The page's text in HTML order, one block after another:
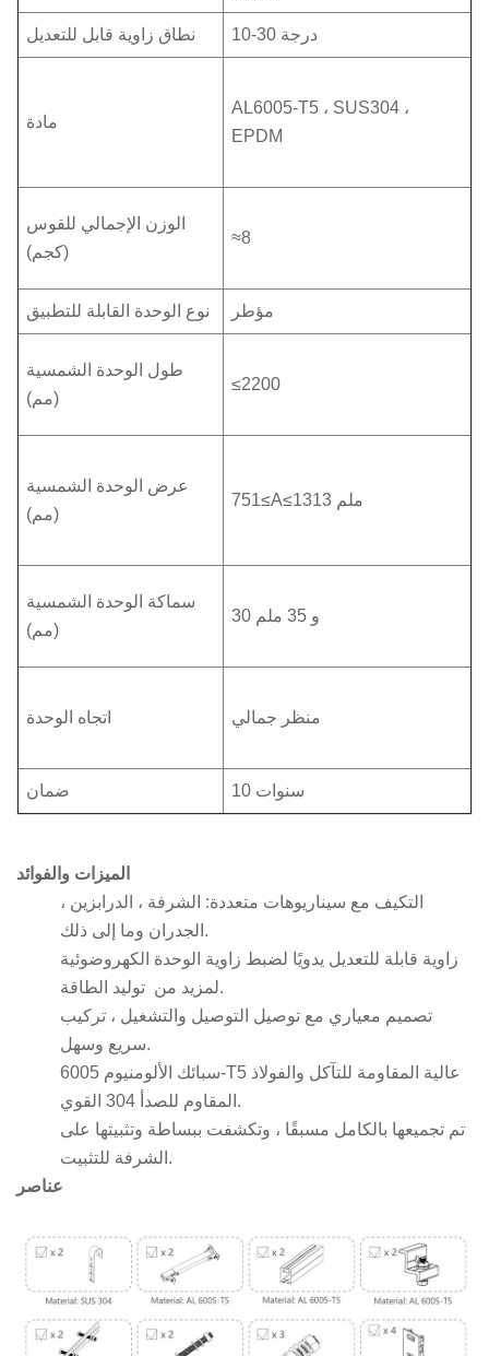
نطاق زاوية قابل للتعديل 10-30 درجة
مادة
AL6005-T5 ، SUS304 ،
EPDM
الوزن الإجمالي للقوس
(كجم)
≈8
نوع الوحدة القابلة للتطبيق مؤطر
طول الوحدة الشمسية
(مم)
≤2200
عرض الوحدة الشمسية
(مم)
751≤A≤1313 ملم
سماكة الوحدة الشمسية
(مم)
30 و 35 ملم
اتجاه الوحدة منظر جمالي
ضمان 10 سنوات
الميزات والفوائد
التكيف مع سيناريوهات متعددة: الشرفة ، الدرابزين ،
الجدران وما إلى ذلك.
زاوية قابلة للتعديل يدويًا لضبط زاوية الوحدة الكهروضوئية
لمزيد منتوليد الطاقة.
تصميم معياري مع توصيل التوصيل والتشغيل ، تركيب
سريع وسهل.
سبائك الألومنيوم 6005-T5 عالية المقاومة للتآكل والفولاذ
المقاوم للصدأ 304 القوي.
تم تجميعها بالكامل مسبقًا ، وتكشفت ببساطة وتثبيتها على
الشرفة للتثبيت.
عناصر